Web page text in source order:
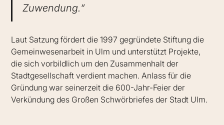
Zuwendung.“
Laut Satzung fördert die 1997 gegründete Stiftung die
Gemeinwesenarbeit in Ulm und unterstützt Projekte,
die sich vorbildlich um den Zusammenhalt der
Stadtgesellschaft verdient machen. Anlass für die
Gründung war seinerzeit die 600-Jahr-Feier der
Verkündung des Großen Schwörbriefes der Stadt Ulm.